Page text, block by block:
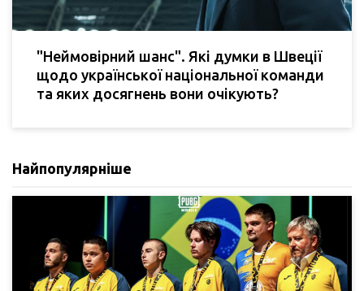
"Неймовірний шанс". Які думки в Швеції
щодо української національної команди
та яких досягнень вони очікують?
Найпопулярніше